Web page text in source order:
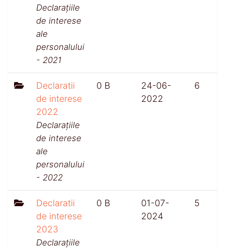
Declarațiile
de interese
ale
personalului
- 2021
Declaratii
de interese
2022
Declarațiile
de interese
ale
personalului
- 2022
0 B
24-06-
2022
6
Declaratii
de interese
2023
Declarațiile
0 B
01-07-
2024
5